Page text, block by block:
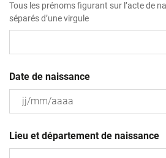
Tous les prénoms figurant sur l’acte de
séparés d’une virgule
Date de naissance
slash
MM
Lieu et département de naissance